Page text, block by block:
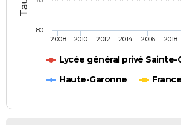
Lycée général privé Sainte-
Haute-Garonne
France
2008 2010 2012 2014 2016 2018
80